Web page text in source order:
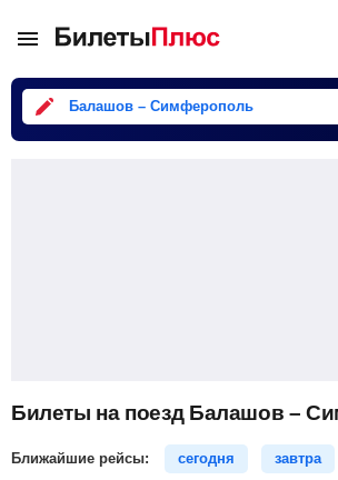
Балашов – Симферополь
Билеты на поезд Балашов –
Ближайшие рейсы: сегодня завтра